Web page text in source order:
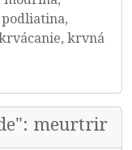
krvná
meurtrir